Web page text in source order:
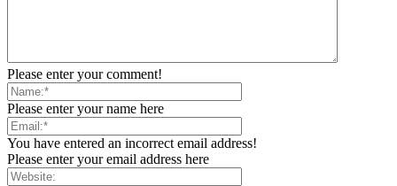
Please enter your comment!
Please enter your name here
You have entered an incorrect email address!
Please enter your email address here